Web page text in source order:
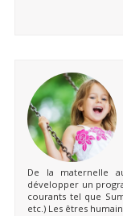
De la maternelle
développer un
courants tel que
etc.) Les êtres